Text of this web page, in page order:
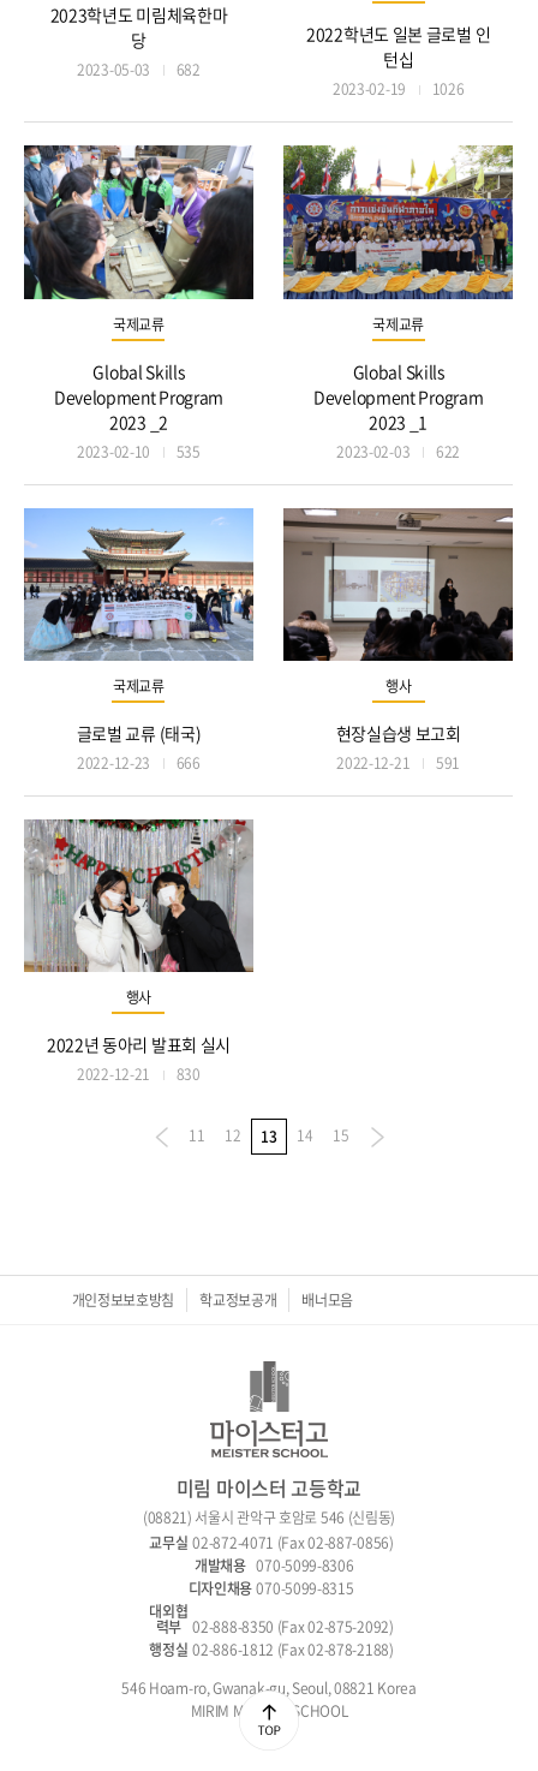
2023학년도 미림체육한마
당
2023-05-03 682
2022학년도 일본 글로벌 인
턴십
2023-02-19 1026
국제교류
Global Skills
Development Program
2023 _2
2023-02-10 535
국제교류
Global Skills
Development Program
2023 _1
2023-02-03 622
국제교류
글로벌 교류 (태국)
2022-12-23 666
행사
현장실습생 보고회
2022-12-21 591
행사
2022년 동아리 발표회 실시
2022-12-21 830
11 12 13 14 15
개인정보보호방침 학교정보공개 배너모음
미림 마이스터 고등학교
(08821) 서울시 관악구 호암로 546 (신림동)
02-872-4071 (Fax 02-887-0856)
070-5099-8306
070-5099-8315
02-888-8350 (Fax 02-875-2092)
02-886-1812 (Fax 02-878-2188)
546 Hoam-ro, Gwanak-gu, Seoul, 08821 Korea
MIRIM MEISTER SCHOOL